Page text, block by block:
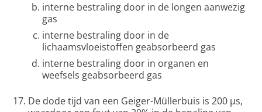
interne bestraling door in de longen aanwezig
gas
interne bestraling door in de
lichaamsvloeistoffen geabsorbeerd gas
interne bestraling door in organen en
weefsels geabsorbeerd gas
De dode tijd van een Geiger-Müllerbuis is 200 μs,